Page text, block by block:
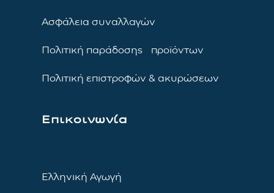
Ασφάλεια συναλλαγών
Πολιτική παράδοσης προϊόντων
Πολιτική επιστροφών & ακυρώσεων
Επικοινωνία
Ελληνική Αγωγή